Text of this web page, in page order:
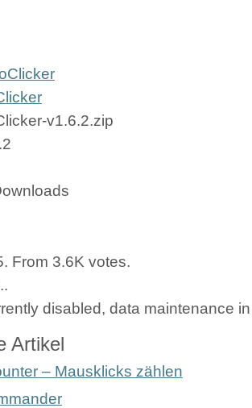
v1.6.2.zip
From 3.6K votes.
disabled, data maintenance
Artikel
– Mausklicks zählen